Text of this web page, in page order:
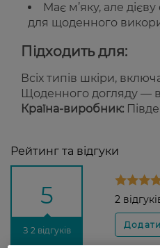
Має м’яку, але
для щоденного
Підходить для:
Всіх типів шкіри,
Щоденного догляду —
Країна-виробник:
Рейтинг та відгуки
5
З 2 відгуків
2